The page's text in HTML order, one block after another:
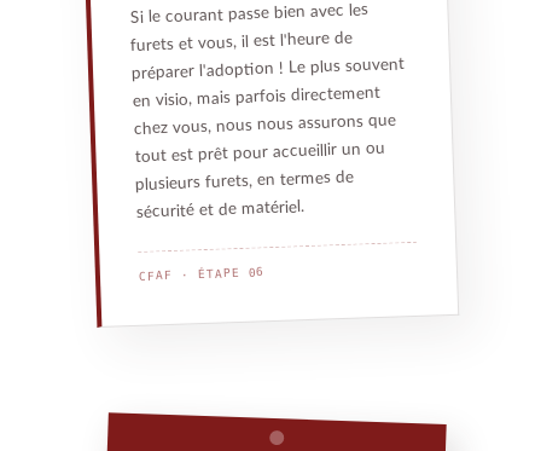
Si le courant passe bien avec les
furets et vous, il est l'heure de
préparer l'adoption ! Le plus souvent
en visio, mais parfois directement
chez vous, nous nous assurons que
tout est prêt pour accueillir un ou
plusieurs furets, en termes de
sécurité et de matériel.
CFAF · ÉTAPE 06